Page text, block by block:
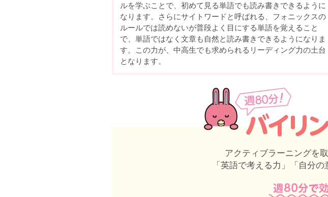
ルを学ぶことで、初めて見る単語でも読み書きできるように
なります。さらにサイトワードと呼ばれる、フォニックスの
ルールでは読めないが普段よく目にする単語を覚えること
で、単語ではなく文章も自然と読み書きできるようになりま
す。この力が、中高生でも求められるリーディング力の土台
となります。
アクティブラーニングを
「英語で考える力」「自分